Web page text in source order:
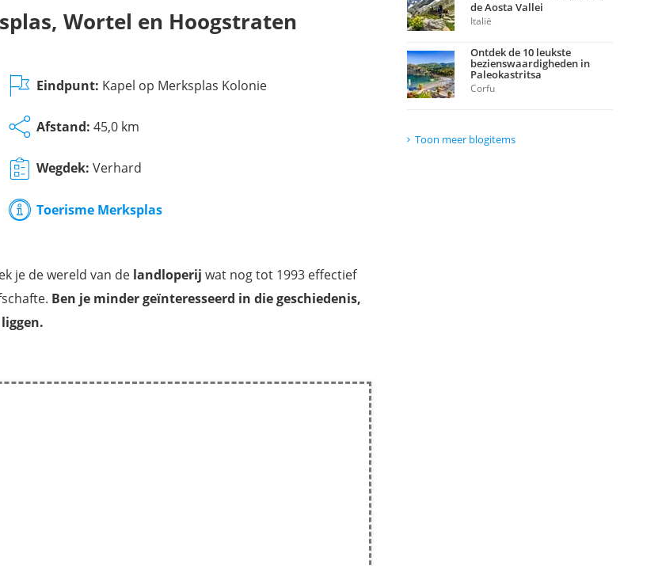
Wortel en Hoogstraten
Eindpunt: Kapel op Merksplas Kolonie
Afstand: 45,0 km
Wegdek: Verhard
Toerisme Merksplas
je de wereld van de landloperij wat nog tot 1993 effectief
Ben je minder geïnteresseerd in die geschiedenis,
de Aosta Vallei
Italië
Ontdek de 10 leukste
bezienswaardigheden in
Paleokastritsa
Corfu
Toon meer blogitems